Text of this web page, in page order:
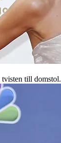
till domstol.